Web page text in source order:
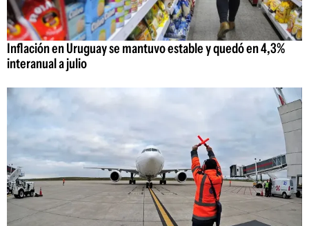
Inflación en Uruguay se mantuvo estable y quedó en 4,3%
interanual a julio